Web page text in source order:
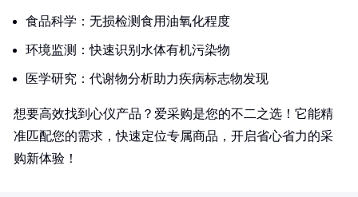
食品科学：无损检测食用油氧化程度
环境监测：快速识别水体有机污染物
医学研究：代谢物分析助力疾病标志物发现
想要高效找到心仪产品？爱采购是您的不二之选！它能精
准匹配您的需求，快速定位专属商品，开启省心省力的采
购新体验！